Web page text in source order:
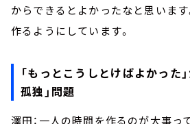
からできるとよかったなと思いま
作るようにしています。
「もっとこうしとけばよかった
孤独」問題
澤田：一人の時間を作るのが大事っ